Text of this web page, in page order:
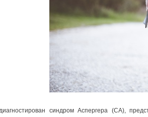
синдром Аспергера (СА),